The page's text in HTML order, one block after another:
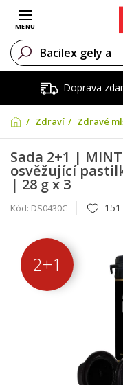
Doprava
Otevřít menu
MENU
Zdraví Zdravé
Sada 2+1 |
osvěžující
| 28 g x 3
Kód: DS0430C 151
2+1